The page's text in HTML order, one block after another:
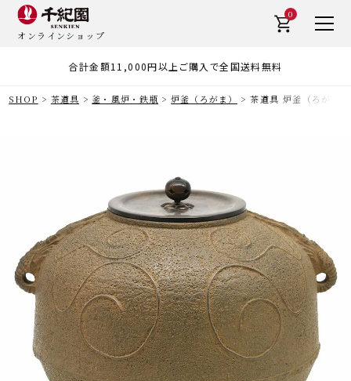
合計金額11,000円以上ご購入で全国送料無料
オンラインショップ
0
SHOP 茶道具 釜・風炉・鉄瓶 炉釜（ろがま） 茶道具 炉釜（ろがま